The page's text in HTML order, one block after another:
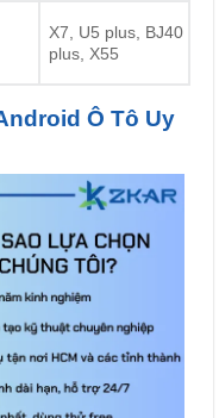
X7, U5 plus, BJ40
plus, X55
Ô Tô Uy